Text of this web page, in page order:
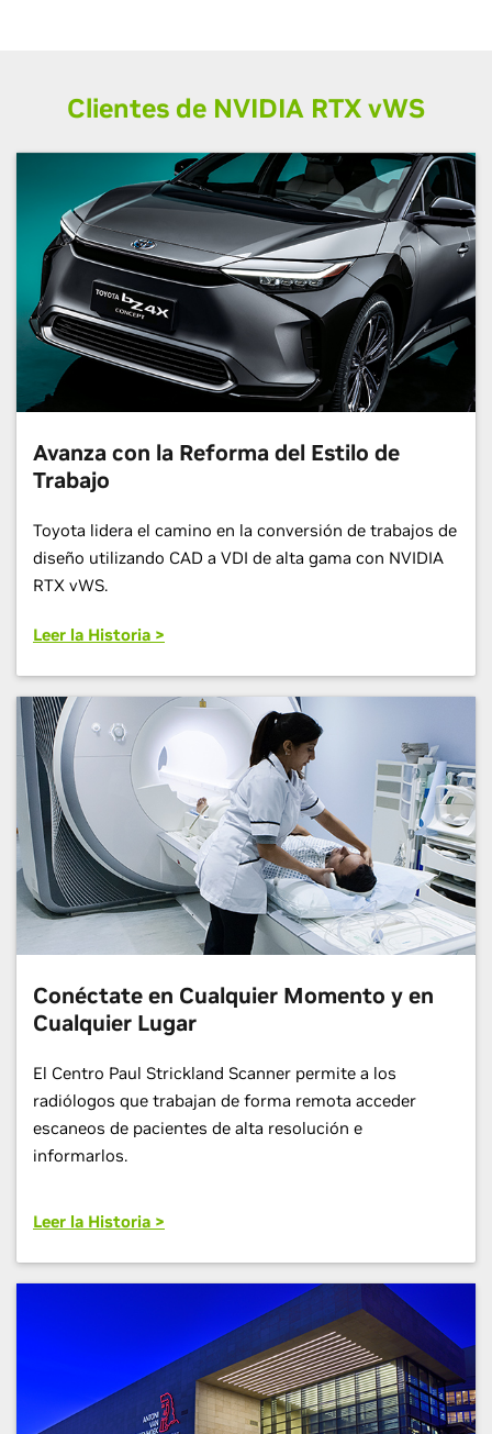
Clientes de NVIDIA RTXvWS
Avanza con la Reforma del Estilo de
Trabajo
Toyota lidera el camino en la conversión de trabajos de
diseño utilizando CAD a VDI de alta gama con NVIDIA
RTX vWS.
Leer la Historia >
Conéctate en Cualquier Momento y en
Cualquier Lugar
El Centro Paul Strickland Scanner permite a los
radiólogos que trabajan de forma remota acceder
escaneos de pacientes de alta resolución e
informarlos.
Leer la Historia >